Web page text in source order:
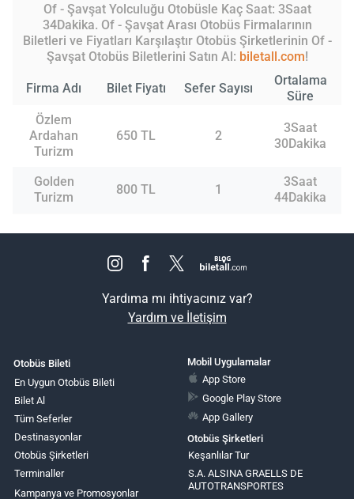
Of - Şavşat Yolculuğu Otobüsle Kaç Saat: 3Saat
34Dakika. Of - Şavşat Arası Otobüs Firmalarının
Biletleri ve Fiyatları Karşılaştır Otobüs Şirketlerinin Of -
Şavşat Otobüs Biletlerini Satın Al: biletall.com!
Firma Adı Bilet Fiyatı Sefer Sayısı
Ortalama
Süre
Özlem
Ardahan
Turizm
650 TL 2
3Saat
30Dakika
Golden
Turizm
800 TL 1
3Saat
44Dakika
Yardıma mı ihtiyacınız var?
Yardım ve İletişim
Otobüs Bileti
En Uygun Otobüs Bileti
Bilet Al
Tüm Seferler
Destinasyonlar
Otobüs Şirketleri
Terminaller
Kampanya ve Promosyonlar
Mobil Uygulamalar
App Store
Google Play Store
App Gallery
Otobüs Şirketleri
Keşanlılar Tur
S.A. ALSINA GRAELLS DE
AUTOTRANSPORTES